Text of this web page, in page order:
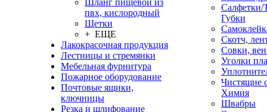
Шланг пищевой из
пвх, кислородный
Щетки
+ ЕЩЕ
Лакокрасочная продукция
Лестницы и стремянки
Мебельная фурнитура
Пожарное оборудование
Почтовые ящики,
ключницы
Резка и шлифование
Салфетки/
Губки
Скотч,
Совки,
Уголки
Чистящие
Химия
Швабры